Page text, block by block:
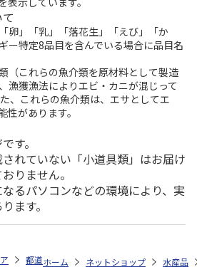
卵」「乳」「落花生」「えび」「か
ー特定8品目を含んでいる場合に品目名
（これらの魚介類を原材料として製造
漁獲漁法によりエビ・カニが混じって
、これらの魚介類は、エサとしてエ
性があります。
す。
れていない「小道具類」はお届け
りません。
るパソコンなどの環境により、実
ます。
都道府県から探す 静岡県 浜名湖う
ホーム ネットショップ 水産品